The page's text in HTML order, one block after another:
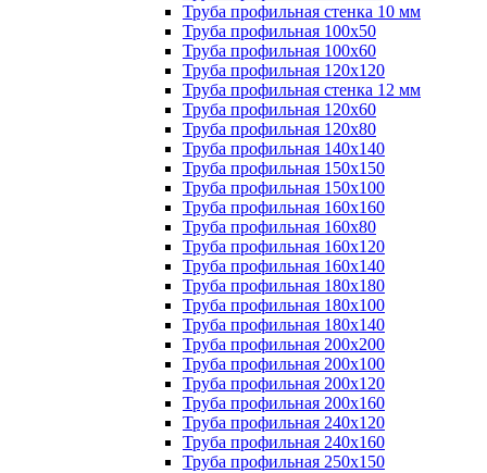
Труба профильная стенка 10 мм
Труба профильная 100х50
Труба профильная 100х60
Труба профильная 120х120
Труба профильная стенка 12 мм
Труба профильная 120х60
Труба профильная 120х80
Труба профильная 140х140
Труба профильная 150х150
Труба профильная 150х100
Труба профильная 160х160
Труба профильная 160х80
Труба профильная 160х120
Труба профильная 160х140
Труба профильная 180х180
Труба профильная 180х100
Труба профильная 180х140
Труба профильная 200х200
Труба профильная 200х100
Труба профильная 200х120
Труба профильная 200х160
Труба профильная 240х120
Труба профильная 240х160
Труба профильная 250х150